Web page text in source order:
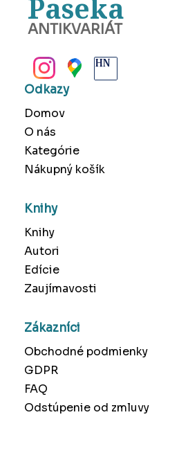
Paseka
ANTIKVARIÁT
Odkazy
Domov
O nás
Kategórie
Nákupný košík
Knihy
Knihy
Autori
Edície
Zaujímavosti
Zákazníci
Obchodné podmienky
GDPR
FAQ
Odstúpenie od zmluvy